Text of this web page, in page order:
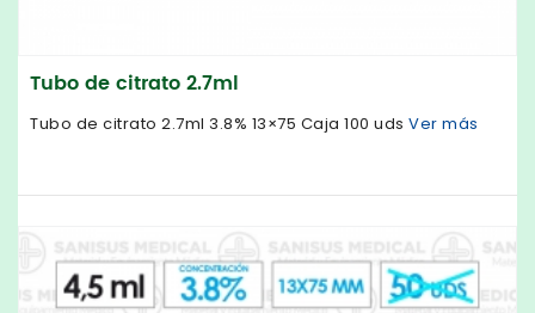
Tubo de citrato 2.7ml
Tubo de citrato 2.7ml 3.8% 13×75 Caja 100 uds Ver más